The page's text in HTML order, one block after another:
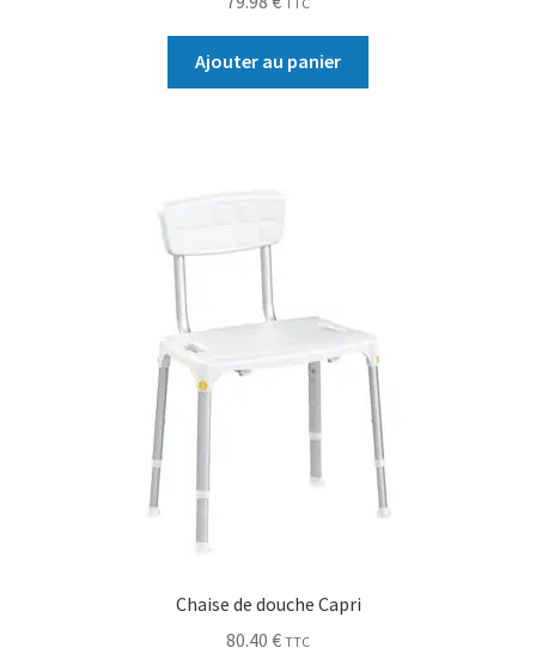
Ajouter au panier
Chaise de douche Capri
80.40 € TTC